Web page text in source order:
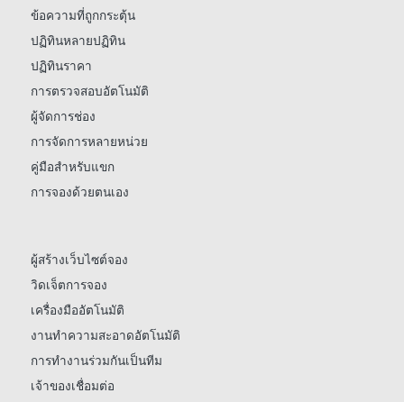
ข้อความที่ถูกกระตุ้น
ปฏิทินหลายปฏิทิน
ปฏิทินราคา
การตรวจสอบอัตโนมัติ
ผู้จัดการช่อง
การจัดการหลายหน่วย
คู่มือสำหรับแขก
การจองด้วยตนเอง
ผู้สร้างเว็บไซต์จอง
วิดเจ็ตการจอง
เครื่องมืออัตโนมัติ
งานทำความสะอาดอัตโนมัติ
การทำงานร่วมกันเป็นทีม
เจ้าของเชื่อมต่อ